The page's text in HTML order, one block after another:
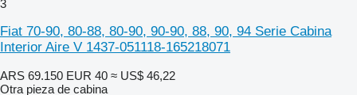
3
Fiat 70-90, 80-88, 80-90, 90-90, 88, 90, 94 Serie Cabina
Interior Aire V 1437-051118-165218071
ARS 69.150 EUR 40 ≈ US$ 46,22
Otra pieza de cabina